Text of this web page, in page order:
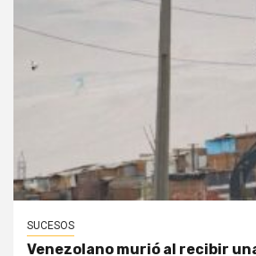
SUCESOS
Venezolano murió al recibir